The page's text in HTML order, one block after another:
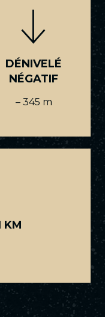
DÉNIVELÉ
NÉGATIF
– 345 m
KM